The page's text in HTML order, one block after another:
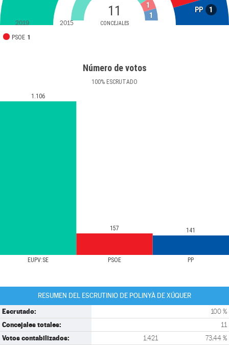
PP 1
11
CONCEJALES
PSOE 1
1
1
2019 2015
Número de votos
100% ESCRUTADO
EUPV:SE PSOE PP
1.106
157 141
RESUMEN DEL ESCRUTINIO DE POLINYÀ DE XÚQUER
Escrutado: 100 %
Concejales totales: 11
Votos contabilizados: 1.421 73,44 %